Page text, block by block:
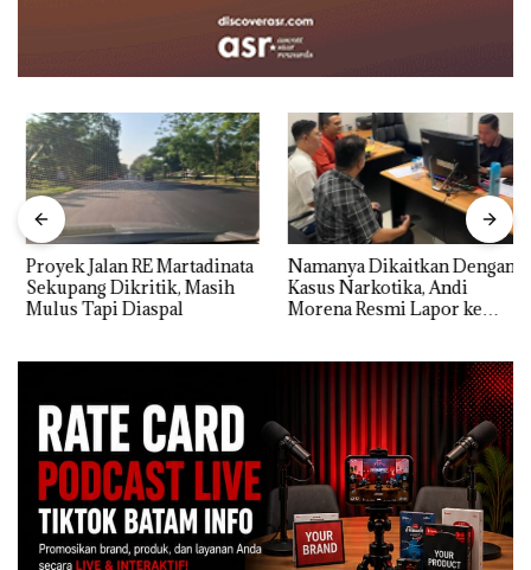
Proyek Jalan RE Martadinata
Sekupang Dikritik, Masih
Mulus Tapi Diaspal
Namanya Dikaitkan Dengan
Kasus Narkotika, Andi
Morena Resmi Lapor ke